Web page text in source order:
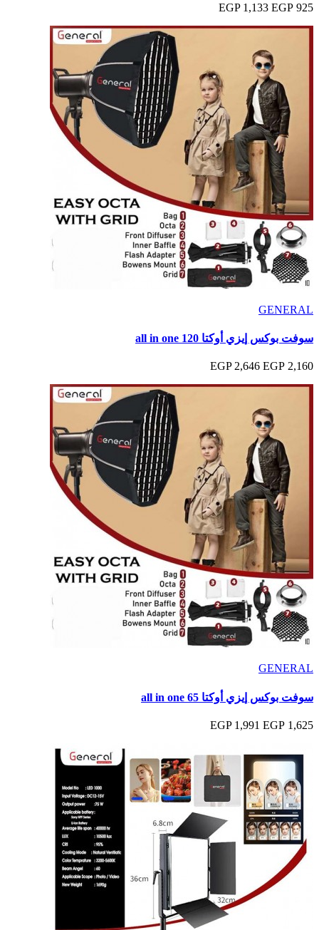
925 EGP
1,133 EGP
GENERAL
سوفت بوكس إيزي أوكتا 120 all in one
2,160 EGP
2,646 EGP
GENERAL
سوفت بوكس إيزي أوكتا 65 all in one
1,625 EGP
1,991 EGP